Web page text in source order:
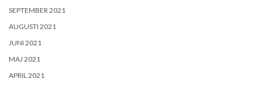
SEPTEMBER 2021
AUGUSTI 2021
JUNI 2021
MAJ 2021
APRIL 2021